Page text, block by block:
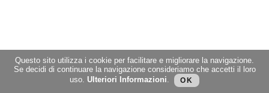
Questo sito utilizza i cookie per facilitare e migliorare la navigazione.
Se decidi di continuare la navigazione consideriamo che accetti il loro
uso.Ulteriori Informazioni.